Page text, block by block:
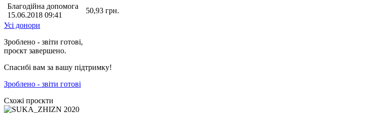
Благодійна допомога
15.06.2018 09:41
50,93 грн.
Усі донори
Зроблено - звіти готові,
проєкт завершено.
Спасибі вам за вашу підтримку!
Зроблено - звіти готові
Схожі проєкти